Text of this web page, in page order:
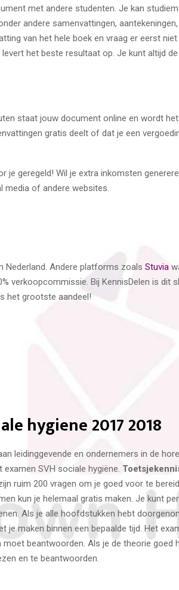
met andere studenten. Je kan
andere samenvattingen,
van het hele boek en vraag er eerst niet
het beste resultaat op. Je kunt altijd
staat jouw document online en wordt
gratis deelt of dat je een
je geregeld! Wil je extra inkomsten
media of andere websites.
Nederland. Andere platforms zoals Stuvia
verkoopcommissie. Bij KennisDelen is dit
het grootste aandeel!
hygiene 2017 2018
leidinggevende en ondernemers in de
SVH sociale hygiëne.
ruim 200 vragen om je goed voor te
kun je helemaal gratis maken. Je kunt
Als je alle hoofdstukken hebt
maken binnen een bepaalde tijd. Het
beantwoorden. Als je de theorie goed
en te beantwoorden.